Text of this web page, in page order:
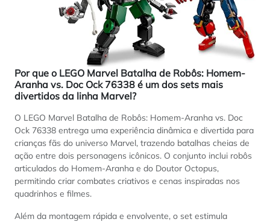
Por que o LEGO Marvel Batalha de Robôs: Homem-
Aranha vs. Doc Ock 76338 é um dos sets mais
divertidos da linha Marvel?
O LEGO Marvel Batalha de Robôs: Homem-Aranha vs. Doc
Ock 76338 entrega uma experiência dinâmica e divertida para
crianças fãs do universo Marvel, trazendo batalhas cheias de
ação entre dois personagens icônicos. O conjunto inclui robôs
articulados do Homem-Aranha e do Doutor Octopus,
permitindo criar combates criativos e cenas inspiradas nos
quadrinhos e filmes.
Além da montagem rápida e envolvente, o set estimula